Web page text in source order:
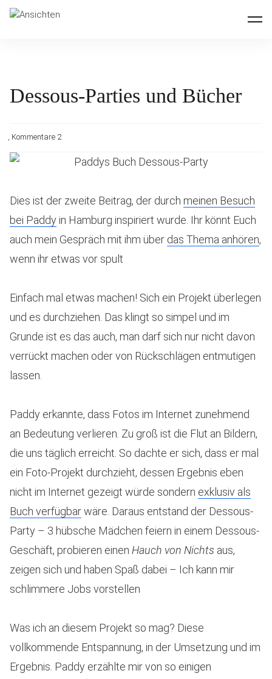
Inhalte
überspringen
Ansichten
Dessous-Parties und Bücher
Kommentare 2
Dies ist der zweite Beitrag, der durch meinen Besuch
bei Paddy in Hamburg inspiriert wurde. Ihr könnt Euch
auch mein Gespräch mit ihm über das Thema anhören,
wenn ihr etwas vor spult
Einfach mal etwas machen! Sich ein Projekt überlegen
und es durchziehen. Das klingt so simpel und im
Grunde ist es das auch, man darf sich nur nicht davon
verrückt machen oder von Rückschlägen entmutigen
lassen.
Paddy erkannte, dass Fotos im Internet zunehmend
an Bedeutung verlieren. Zu groß ist die Flut an Bildern,
die uns täglich erreicht. So dachte er sich, dass er mal
ein Foto-Projekt durchzieht, dessen Ergebnis eben
nicht im Internet gezeigt würde sondern exklusiv als
Buch verfügbarwäre. Daraus entstand der Dessous-
Party – 3 hübsche Mädchen feiern in einem Dessous-
Geschäft, probieren einen Hauch von Nichts aus,
zeigen sich und haben Spaß dabei – Ich kann mir
schlimmere Jobs vorstellen
Was ich an diesem Projekt so mag? Diese
vollkommende Entspannung, in der Umsetzung und im
Ergebnis. Paddy erzählte mir von so einigen